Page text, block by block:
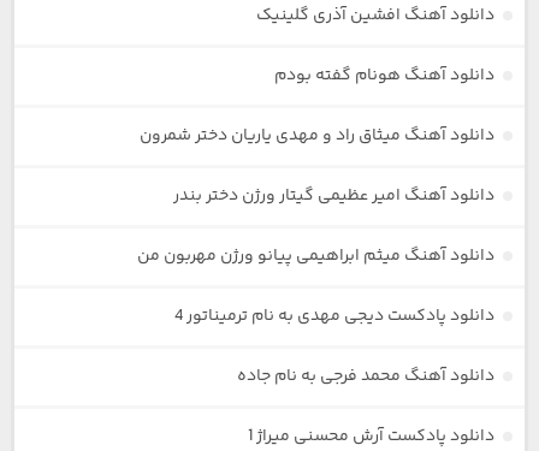
دانلود آهنگ افشین آذری گلینیک
دانلود آهنگ هونام گفته بودم
دانلود آهنگ میثاق راد و مهدی یاریان دختر شمرون
دانلود آهنگ امیر عظیمی گیتار ورژن دختر بندر
دانلود آهنگ میثم ابراهیمی پیانو ورژن مهربون من
دانلود پادکست دیجی مهدی به نام ترمیناتور 4
دانلود آهنگ محمد فرجی به نام جاده
دانلود پادکست آرش محسنی میراژ 1